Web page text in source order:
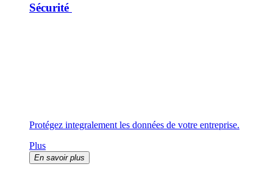
Sécurité
Protégez integralement les données de votre entreprise.
Plus
En savoir plus